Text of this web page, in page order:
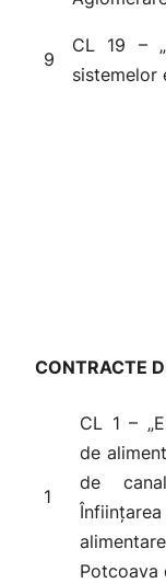
9
CL 19 –
sistemelor
CONTRACTE
1
CL 1 –
de
de
Potcoava